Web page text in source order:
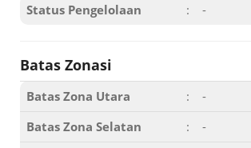
Status Pengelolaan : -
Batas Zonasi
Batas Zona Utara :
-
Batas Zona Selatan
:
-